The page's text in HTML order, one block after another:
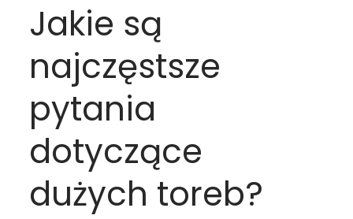
Jakie są
najczęstsze
pytania
dotyczące
dużych toreb?